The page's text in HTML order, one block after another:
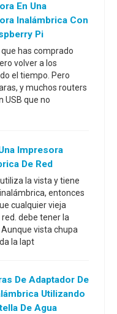
En Una
Inalámbrica Con
Pi
has comprado
volver a los
el tiempo. Pero
y muchos routers
USB que no
Impresora
De Red
la vista y tiene
entonces
cualquier vieja
debe tener la
vista chupa
la lapt
De Adaptador De
Utilizando
De Agua